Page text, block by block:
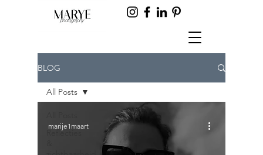
BLOG
Reflecties
All Posts
marije1maart